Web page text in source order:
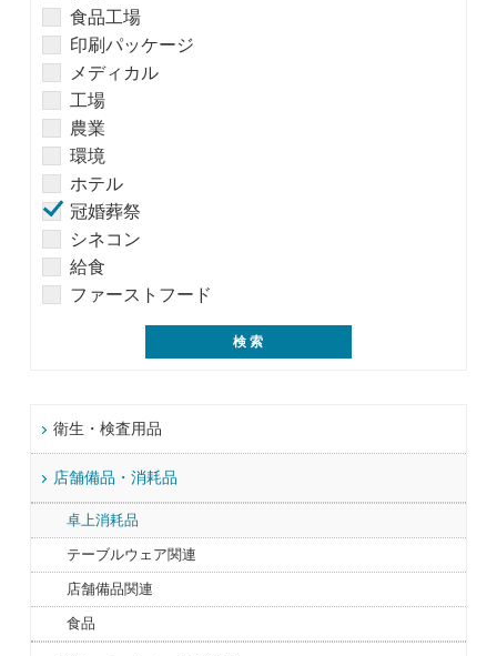
食品工場
印刷パッケージ
メディカル
工場
農業
環境
ホテル
冠婚葬祭
シネコン
給食
ファーストフード
衛生・検査用品
店舗備品・消耗品
卓上消耗品
テーブルウェア関連
店舗備品関連
食品